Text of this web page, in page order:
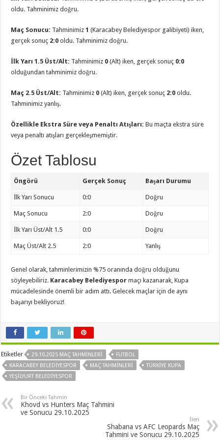
oldu. Tahminimiz doğru.
Maç Sonucu: Tahminimiz1 (Karacabey Belediyespor galibiyeti) iken,
gerçek sonuç 2:0 oldu. Tahminimiz doğru.
İlk Yarı 1.5 Üst/Alt: Tahminimiz 0 (Alt) iken, gerçek sonuç 0:0
olduğundan tahminimiz doğru.
Maç 2.5 Üst/Alt: Tahminimiz 0 (Alt) iken, gerçek sonuç 2:0 oldu.
Tahminimiz yanlış.
Özellikle Ekstra Süre veya Penaltı Atışları: Bu maçta ekstra süre
veya penaltı atışları gerçekleşmemiştir.
Özet Tablosu
Öngörü Gerçek Sonuç Başarı Durumu
İlk Yarı Sonucu 0:0 Doğru
Maç Sonucu 2:0 Doğru
İlk Yarı Üst/Alt 1.5 0:0 Doğru
Maç Üst/Alt 2.5 2:0 Yanlış
Genel olarak, tahminlerimizin %75 oranında doğru olduğunu
söyleyebiliriz. Karacabey Belediyespor maçı kazanarak, Kupa
mücadelesinde önemli bir adım attı. Gelecek maçlar için de aynı
başarıyı bekliyoruz!
Etiketler 29.10.2025 MAÇ TAHMINLERI
FUTBOL
KARACABEY BELEDIYESPOR
MAÇ TAHMINLERI
TÜRKIYE KUPA
YEŞILYURT BELEDIYESPOR
Bir Önceki Tahmin
Khovd vs Hunters Maç Tahmini
ve Sonucu 29.10.2025
İleri
Shabana vs AFC Leopards Maç
Tahmini ve Sonucu 29.10.2025